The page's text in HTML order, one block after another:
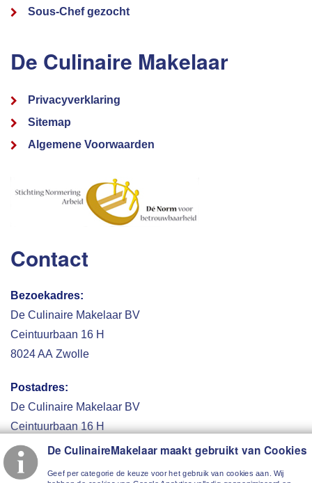
Sous-Chef gezocht
De Culinaire Makelaar
Privacyverklaring
Sitemap
Algemene Voorwaarden
Contact
Bezoekadres:
De Culinaire Makelaar BV
Ceintuurbaan 16 H
8024 AA Zwolle
Postadres:
De Culinaire Makelaar BV
Ceintuurbaan 16 H
8024 AA Zwolle
T 038-4537716
De CulinaireMakelaar maakt gebruikt van Cookies
Geef per categorie de keuze voor het gebruik van cookies aan. Wij